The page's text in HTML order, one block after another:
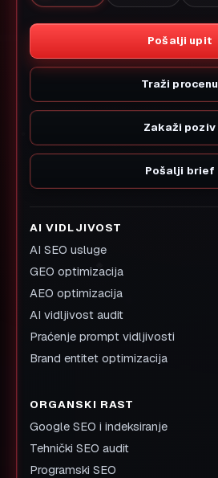
Pošalji upit
Traži procenu
Zakaži poziv
Pošalji brief
AI VIDLJIVOST
AI SEO usluge
GEO optimizacija
AEO optimizacija
AI vidljivost audit
Praćenje prompt vidljivosti
Brand entitet optimizacija
ORGANSKI RAST
Google SEO i indeksiranje
Tehnički SEO audit
Programski SEO